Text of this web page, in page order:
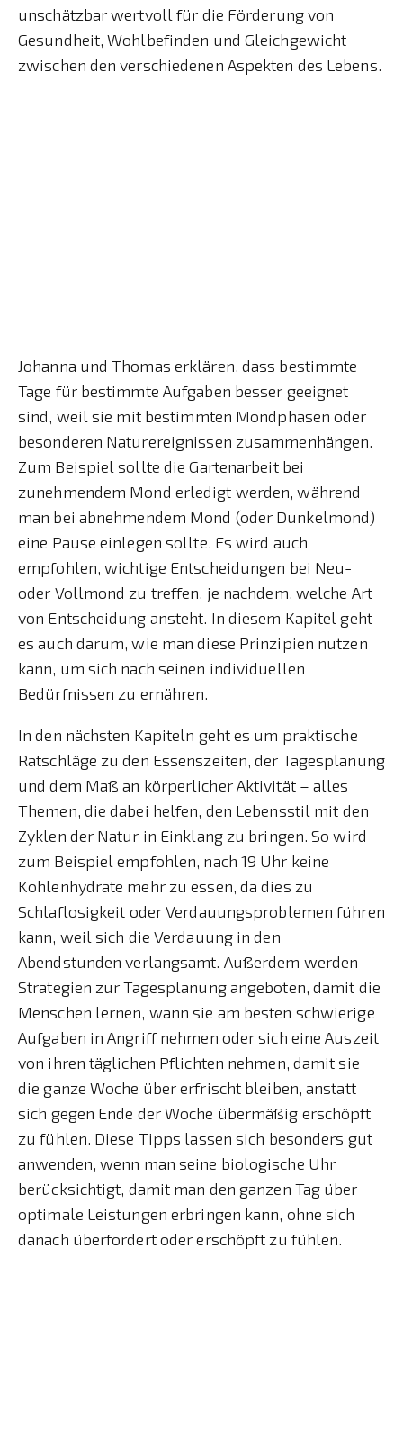
unschätzbar wertvoll für die Förderung von
Gesundheit, Wohlbefinden und Gleichgewicht
zwischen den verschiedenen Aspekten des Lebens.
Johanna und Thomas erklären, dass bestimmte
Tage für bestimmte Aufgaben besser geeignet
sind, weil sie mit bestimmten Mondphasen oder
besonderen Naturereignissen zusammenhängen.
Zum Beispiel sollte die Gartenarbeit bei
zunehmendem Mond erledigt werden, während
man bei abnehmendem Mond (oder Dunkelmond)
eine Pause einlegen sollte. Es wird auch
empfohlen, wichtige Entscheidungen bei Neu-
oder Vollmond zu treffen, je nachdem, welche Art
von Entscheidung ansteht. In diesem Kapitel geht
es auch darum, wie man diese Prinzipien nutzen
kann, um sich nach seinen individuellen
Bedürfnissen zu ernähren.
In den nächsten Kapiteln geht es um praktische
Ratschläge zu den Essenszeiten, der Tagesplanung
und dem Maß an körperlicher Aktivität – alles
Themen, die dabei helfen, den Lebensstil mit den
Zyklen der Natur in Einklang zu bringen. So wird
zum Beispiel empfohlen, nach 19 Uhr keine
Kohlenhydrate mehr zu essen, da dies zu
Schlaflosigkeit oder Verdauungsproblemen führen
kann, weil sich die Verdauung in den
Abendstunden verlangsamt. Außerdem werden
Strategien zur Tagesplanung angeboten, damit die
Menschen lernen, wann sie am besten schwierige
Aufgaben in Angriff nehmen oder sich eine Auszeit
von ihren täglichen Pflichten nehmen, damit sie
die ganze Woche über erfrischt bleiben, anstatt
sich gegen Ende der Woche übermäßig erschöpft
zu fühlen. Diese Tipps lassen sich besonders gut
anwenden, wenn man seine biologische Uhr
berücksichtigt, damit man den ganzen Tag über
optimale Leistungen erbringen kann, ohne sich
danach überfordert oder erschöpft zu fühlen.